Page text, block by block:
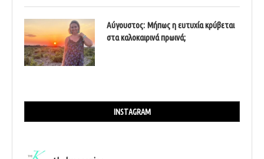
Αύγουστος: Μήπως η ευτυχία κρύβεται
στα καλοκαιρινά πρωινά;
INSTAGRAM